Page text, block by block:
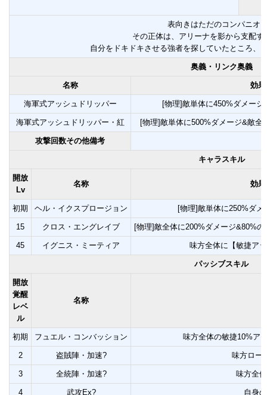
表向きはただのコンパニオ
その正体は、アリーナを影から支配す
自分をドキドキさせる強者を探していたところ、
奥義・リンク奥義
名称 効果
海軍式アッシュドリッパー [物理]敵単体に450%ダメー
海軍式アッシュドリッパー・紅 [物理]敵単体に500%ダメージ&敵全
攻撃回数その他備考
キャラスキル
開放
Lv
名称 効果
初期 ヘル・イクスプロージョン [物理]敵単体に250%ダ
15 クロス・エングレイブ [物理]敵全体に200%ダメージ&80%
45 イグニス・ミーティア 味方全体に【敏捷ア
パッシブスキル
開放
覚醒
レベ
ル
名称
初期 フュエル・コンバッション 味方全体の敏捷10%ア
2 盗賊陣・加速? 味方ロー
3 全統陣・加速? 味方全
4 武攻Ex? 自身